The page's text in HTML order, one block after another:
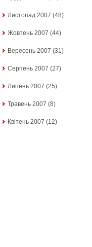
Листопад 2007 (48)
Жовтень 2007 (44)
Вересень 2007 (31)
Серпень 2007 (27)
Липень 2007 (25)
Травень 2007 (8)
Квітень 2007 (12)